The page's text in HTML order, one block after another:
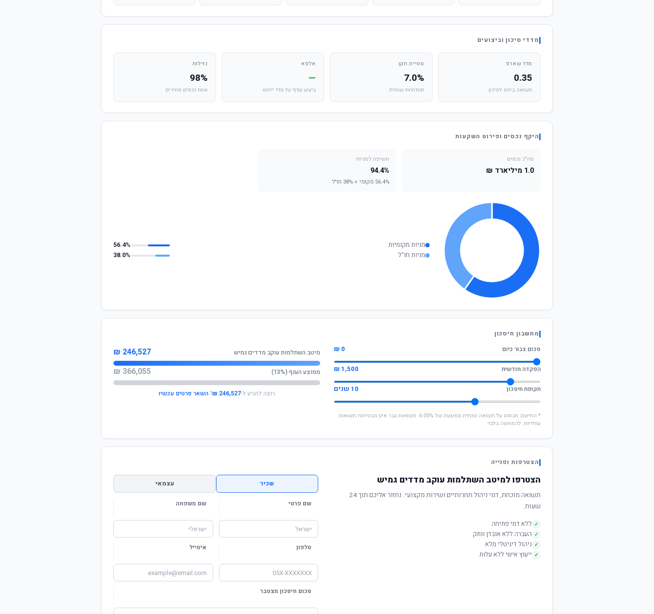
מדדי סיכון וביצועים
מדד שארפ
0.35
תשואה ביחס לסיכון
סטיית תקן
7.0%
תנודתיות שנתית
אלפא
—
ביצוע עודף על מדד ייחוס
נזילות
98%
אחוז נכסים סחירים
היקף נכסים ופירוט השקעות
סה"כ נכסים
1.0 מיליארד ₪
חשיפה למניות
94.4%
56.4% מקומי + 38% חו"ל
מניות מקומיות
56.4%
מניות חו"ל
38.0%
מחשבון חיסכון
סכום צבור כיום
0 ₪
הפקדה חודשית 1,500 ₪
תקופת חיסכון 10 שנים
* החישוב מבוסס על תשואה שנתית ממוצעת של 6.05%. תשואות עבר אינן מבטיחות תשואות
עתידיות. להמחשה בלבד.
מיטב השתלמות עוקב מדדים גמיש 246,527 ₪
ממוצע הענף (13%) 366,055 ₪
רוצה להגיע ל-246,527 ₪
?השאר פרטים עכשיו
הצטרפות ופנייה
הצטרפו למיטב השתלמות עוקב מדדים גמיש
תשואה מוכחת, דמי ניהול תחרותיים ושירות מקצועי. נחזור אליכם תוך 24
שעות.
✓ ללא דמי פתיחה
✓ העברה ללא אובדן וותק
✓ ניהול דיגיטלי מלא
✓ ייעוץ אישי ללא עלות
שכיר עצמאי
שם פרטי שם משפחה
טלפון אימייל
סכום חיסכון מצטבר